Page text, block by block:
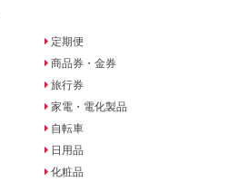
定期便
商品券・金券
旅行券
家電・電化製品
自転車
日用品
化粧品